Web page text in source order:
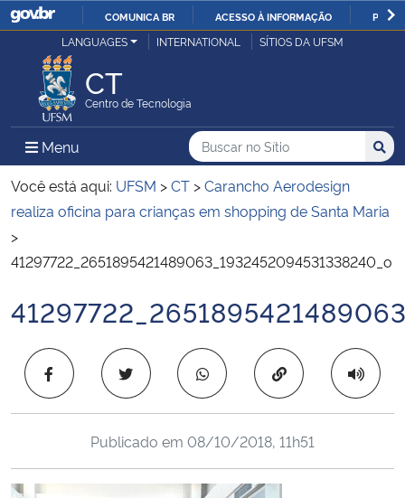
IR
COMUNICA BR ACESSO À INFORMAÇÃO
Ministério da Justiça e Segurança Pública
Ministério da Defesa
Ministério das Relações Exteriores
Ministério da Agricultura, Pecuária e Abastecimento
Ministério da Educação
Ministério da Saúde
LANGUAGES INTERNATIONAL SÍTIOS DA UFSM
CT
Centro de Tecnologia
Menu Menu Principal do Sítio
Busca
Buscar no no Sítio
Busca:
Você está aqui: UFSM >CT >Carancho Aerodesign
realiza oficina para crianças em shopping de Santa Maria
>
41297722_2651895421489063_1932452094531338240_o
Início do conteúdo
Copiar para área
Publicado em 08/10/2018, 11h51